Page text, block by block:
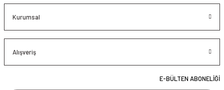
Kurumsal
Alışveriş
E-BÜLTEN ABONELİĞİ